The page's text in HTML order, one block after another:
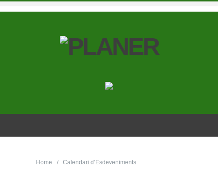
Home Calendari d’Esdeveniments